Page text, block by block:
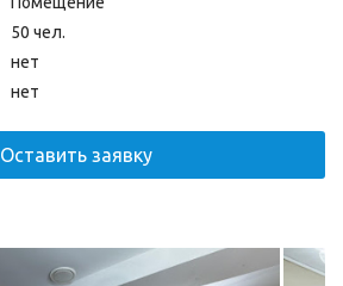
50 чел.
нет
нет
Оставить заявку